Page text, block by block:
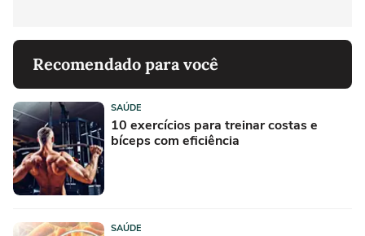
Recomendado para você
SAÚDE
10 exercícios para treinar costas e
bíceps com eficiência
SAÚDE